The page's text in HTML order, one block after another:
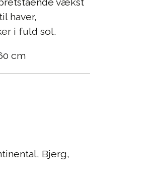
haver,
i fuld sol.
cm
Bjerg,